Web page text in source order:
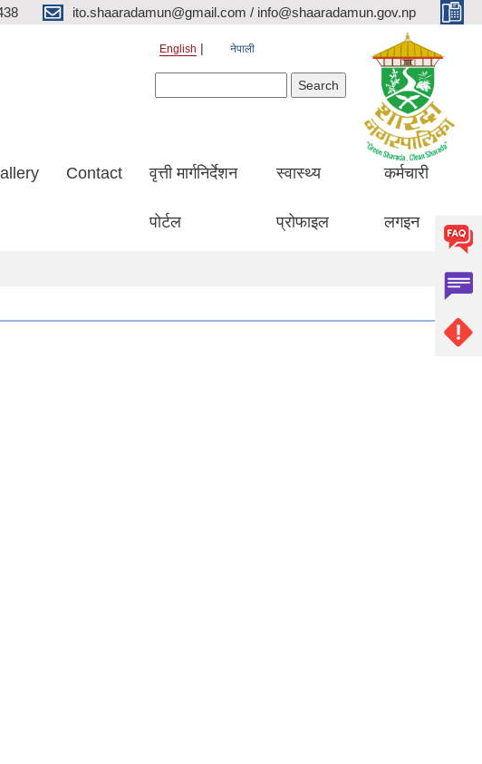
ito.shaaradamun@gmail.com / info@shaaradamun.gov.np
English नेपाली
Contact वृत्ती मार्गनिर्देशन
पोर्टल
स्वास्थ्य
प्रोफाइल
कर्मचारी
लगइन